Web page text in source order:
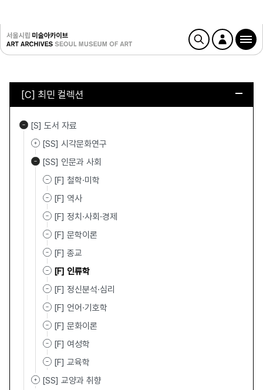
[C] 최민 컬렉션
[S] 도서 자료
[SS] 시각문화연구
[SS] 인문과 사회
[F] 철학·미학
[F] 역사
[F] 정치·사회·경제
[F] 문학이론
[F] 종교
[F] 인류학
[F] 정신분석·심리
[F] 언어·기호학
[F] 문화이론
[F] 여성학
[F] 교육학
[SS] 교양과 취향